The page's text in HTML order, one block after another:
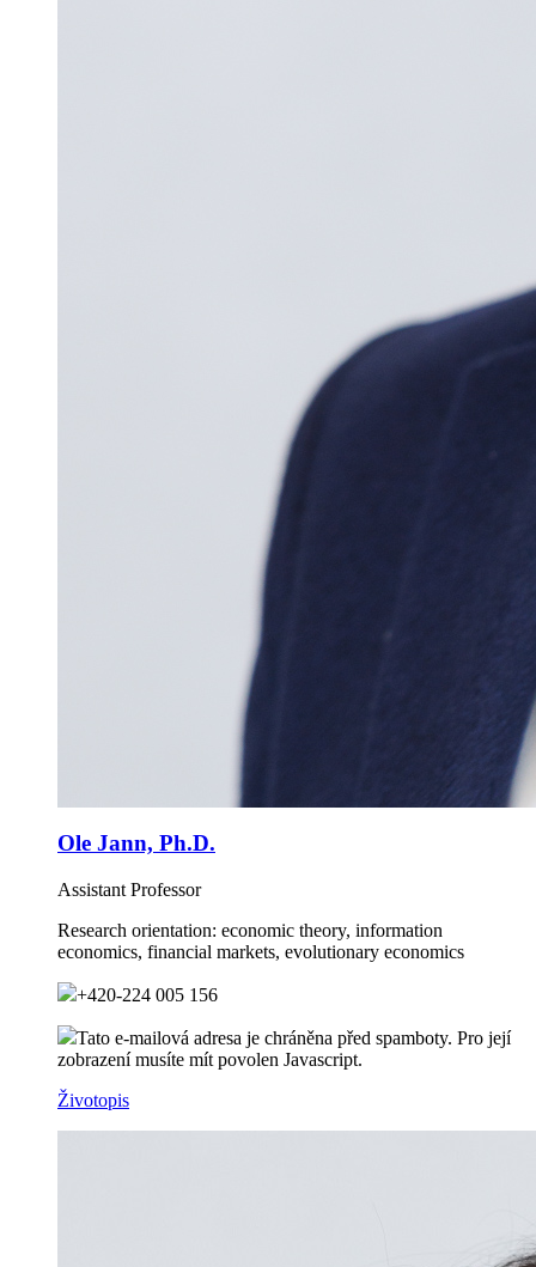
Ole Jann, Ph.D.
Assistant Professor
Research orientation: economic theory, information
economics, financial markets, evolutionary economics
+420-224 005 156
Tato e-mailová adresa je chráněna před spamboty. Pro její
zobrazení musíte mít povolen Javascript.
Životopis